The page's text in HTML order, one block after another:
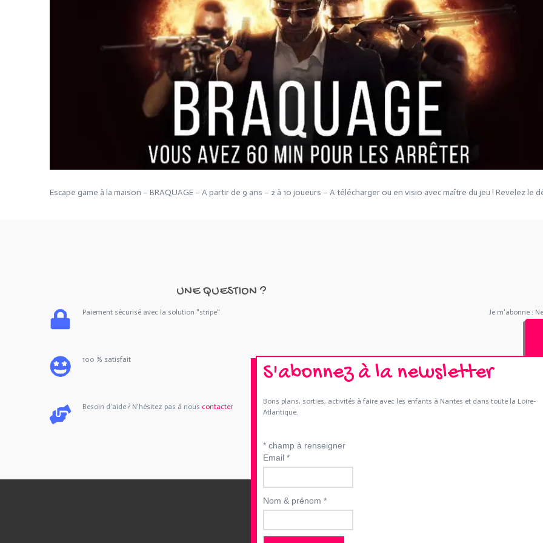
Escape game à la maison – BRAQUAGE – A partir de 9 ans – 2 à 10 joueurs – A télécharger ou en visio avec maître du jeu ! Revelez le
UNE QUESTION ?
Paiement sécurisé avec la solution "stripe"
100 % satisfait
Besoin d'aide ? N'hésitez pas à nous contacter
Je m'abonne :
S'abonnez à la newsletter
Bons plans, sorties, activités à faire avec les enfants à Nantes et dans toute la Loire-
Atlantique.
* champ à renseigner
Email *
Nom & prénom *